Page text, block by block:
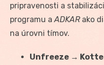
pripravenosti a
programu aADKARako
na úrovni tímov.
Unfreeze →